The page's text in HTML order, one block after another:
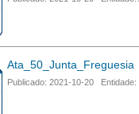
Ata_50_Junta_Freguesia
Publicado: 2021-10-20